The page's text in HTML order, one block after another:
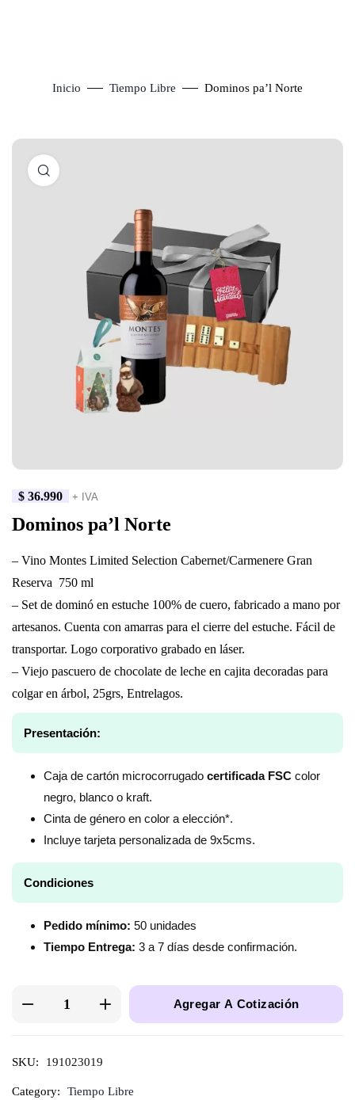
Inicio Tiempo Libre Dominos pa’l Norte
$ 36.990 + IVA
Dominos pa’l Norte
– Vino Montes Limited Selection Cabernet/Carmenere Gran
Reserva 750 ml
– Set de dominó en estuche 100% de cuero, fabricado a mano por
artesanos. Cuenta con amarras para el cierre del estuche. Fácil de
transportar. Logo corporativo grabado en láser.
– Viejo pascuero de chocolate de leche en cajita decoradas para
colgar en árbol, 25grs, Entrelagos.
Presentación:
Caja de cartón microcorrugado certificada FSC color
negro, blanco o kraft.
Cinta de género en color a elección*.
Incluye tarjeta personalizada de 9x5cms.
Condiciones
Pedido mínimo: 50 unidades
Tiempo Entrega: 3 a 7 días desde confirmación.
Agregar A Cotización
SKU: 191023019
Category: Tiempo Libre